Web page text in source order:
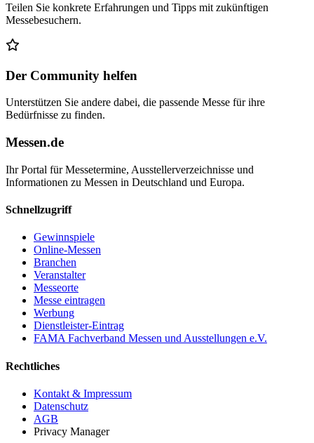
Teilen Sie konkrete Erfahrungen und Tipps mit zukünftigen
Messebesuchern.
Der Community helfen
Unterstützen Sie andere dabei, die passende Messe für ihre
Bedürfnisse zu finden.
Messen.de
Ihr Portal für Messetermine, Ausstellerverzeichnisse und
Informationen zu Messen in Deutschland und Europa.
Schnellzugriff
Gewinnspiele
Online-Messen
Branchen
Veranstalter
Messeorte
Messe eintragen
Werbung
Dienstleister-Eintrag
FAMA Fachverband Messen und Ausstellungen e.V.
Rechtliches
Kontakt & Impressum
Datenschutz
AGB
Privacy Manager